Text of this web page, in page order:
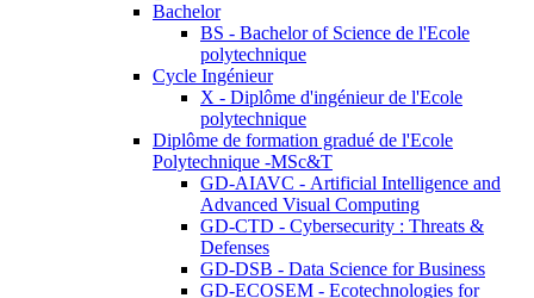
Bachelor
BS - Bachelor of Science de l'Ecole
polytechnique
Cycle Ingénieur
X - Diplôme d'ingénieur de l'Ecole
polytechnique
Diplôme de formation gradué de l'Ecole
Polytechnique -MSc&T
GD-AIAVC - Artificial Intelligence and
Advanced Visual Computing
GD-CTD - Cybersecurity : Threats &
Defenses
GD-DSB - Data Science for Business
GD-ECOSEM - Ecotechnologies for